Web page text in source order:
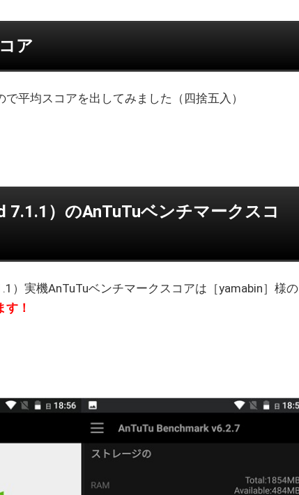
ア
平均スコアを出してみました（四捨五入）
7.1.1）のAnTuTuベンチマークスコ
）実機AnTuTuベンチマークスコアは［yamabin］様の
！